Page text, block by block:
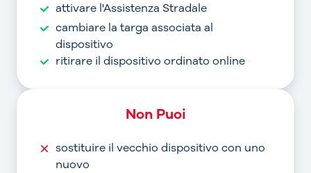
attivare l'Assistenza Stradale
cambiare la targa associata al
dispositivo
ritirare il dispositivo ordinato online
Non Puoi
sostituire il vecchio dispositivo con uno
nuovo